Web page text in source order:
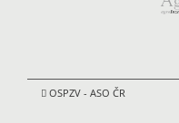
OSPZV - ASO ČR